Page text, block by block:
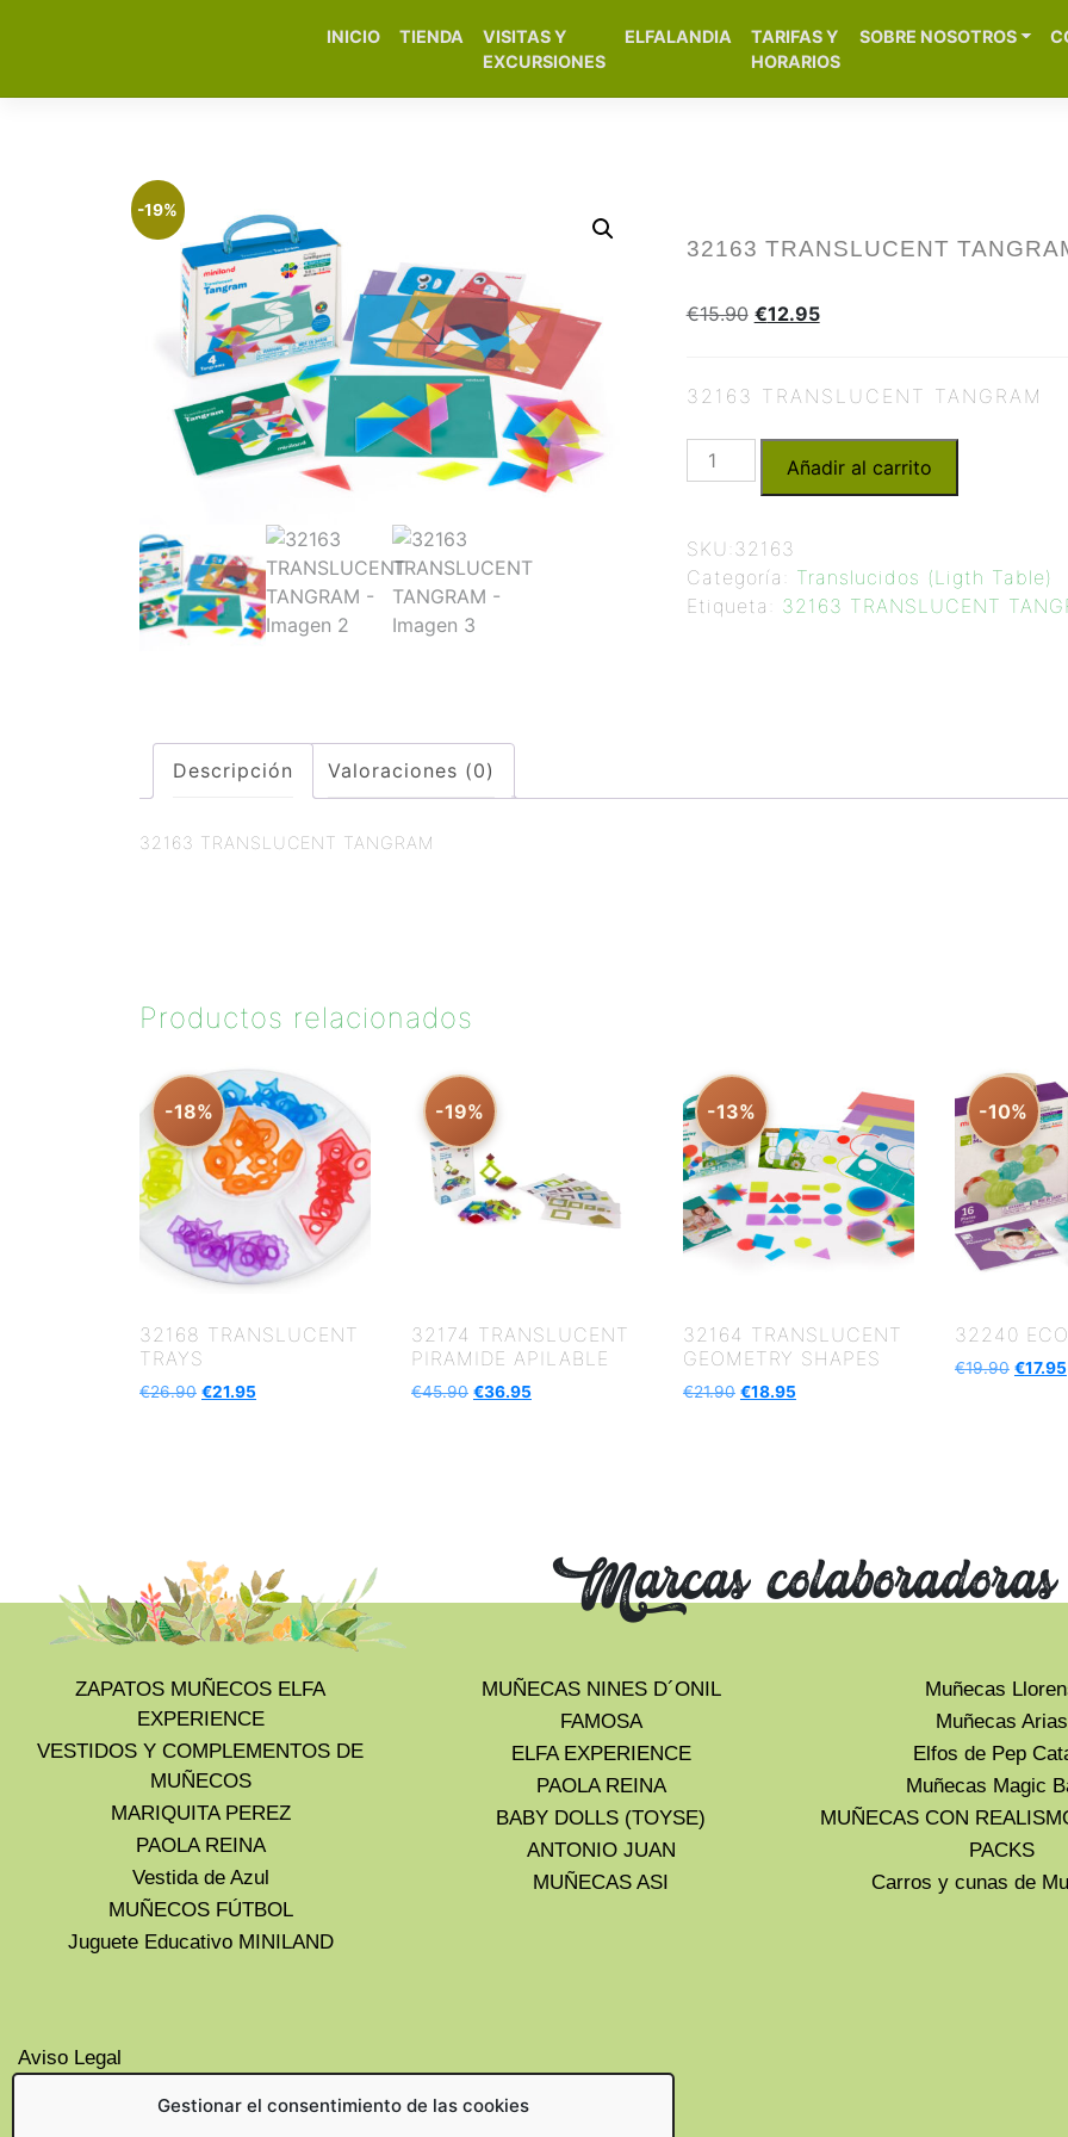
Gestionar el consentimiento de las cookies
Elfa Experience – Onil – Alicante
INICIO TIENDA
VISITAS Y
EXCURSIONES
ELFALANDIA
TARIFAS Y
HORARIOS
SOBRE NOSOTROS
-19%
32163 TRANSLUCENT
€15.90 €12.95
32163 TRANSLUCENT TANGRAM
Añadir al carrito
SKU: 32163
Categoría: Translucidos (Ligth Table)
Etiqueta: 32163 TRANSLUCENT
Descripción Valoraciones (0)
32163 TRANSLUCENT TANGRAM
Productos relacionados
-18%
32168 TRANSLUCENT
TRAYS
€26.90 €21.95
-19%
32174 TRANSLUCENT
PIRAMIDE APILABLE
€45.90 €36.95
-13%
32164 TRANSLUCENT
GEOMETRY SHAPES
€21.90 €18.95
-10%
32240
€19.90 €17.95
Marcas colaboradoras
ZAPATOS MUÑECOS ELFA
EXPERIENCE
VESTIDOS Y COMPLEMENTOS DE
MUÑECOS
MARIQUITA PEREZ
PAOLA REINA
Vestida de Azul
MUÑECOS FÚTBOL
Juguete Educativo MINILAND
Aviso Legal
MUÑECAS NINES D´ONIL
FAMOSA
ELFA EXPERIENCE
PAOLA REINA
BABY DOLLS (TOYSE)
ANTONIO JUAN
MUÑECAS ASI
Muñecas
Muñecas Arias
Elfos de Pep
Muñecas Magic
MUÑECAS CON
PACKS
Carros y cunas de